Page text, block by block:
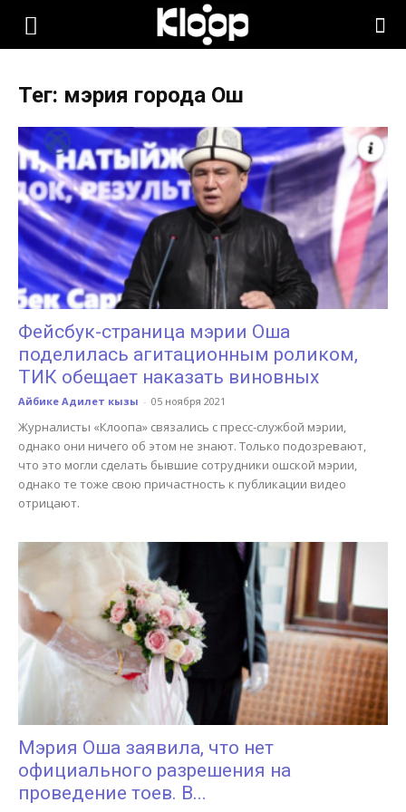
KLOOP.KG
Новости
Кыргызстана
Тег: мэрия города Ош
Фейсбук-страница мэрии Оша
поделилась агитационным роликом,
ТИК обещает наказать виновных
Айбике Адилет кызы - 05 ноября 2021
Журналисты «Клоопа» связались с пресс-службой мэрии,
однако они ничего об этом не знают. Только подозревают,
что это могли сделать бывшие сотрудники ошской мэрии,
однако те тоже свою причастность к публикации видео
отрицают.
Мэрия Оша заявила, что нет
официального разрешения на
проведение тоев. В...